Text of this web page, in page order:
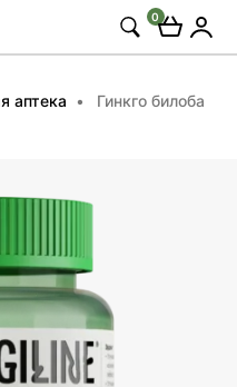
0
аптека Гинкго билоба